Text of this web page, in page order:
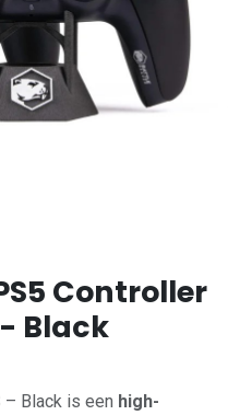
Controller
Black
– Black is een high-